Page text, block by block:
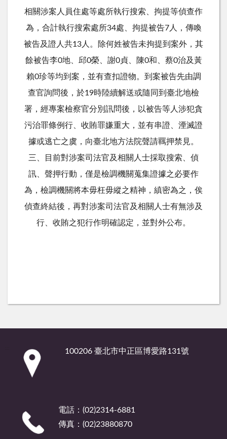
相關涉案人員住處等處所執行搜索、拘提等偵查作
為，合計執行搜索處所34處、拘提被告7人，傳喚
被告及證人共13人。除何姓被告未拘提到案外，其
餘被告李0地、邱0榮、謝0貞、陳0和、蔡0治及黃
賴0珍等均到案，並有查扣證物。到案被告先由調
查官詢問後，於19時陸續解送或隨同到臺北地檢
署，經專案檢察官分別訊問後，以被告等人涉犯貪
污治罪條例行、收賄罪嫌重大，並有串證、湮滅證
據或逃亡之虞，向臺北地方法院聲請羈押禁見。
三、目前對涉案司法官及相關人士採取搜索、偵
訊、聲押行動，僅是檢調機關蒐集證據之必要作
為，檢調機關將本毋枉毋縱之精神，縝密為之，俟
偵查終結後，再對涉案司法官及相關人士有無涉及
行、收賄之犯行作明確認定，並對外公布。
100206 臺北市中正區博愛路131號
電話：(02)2314-6881
傳真：(02)23880870